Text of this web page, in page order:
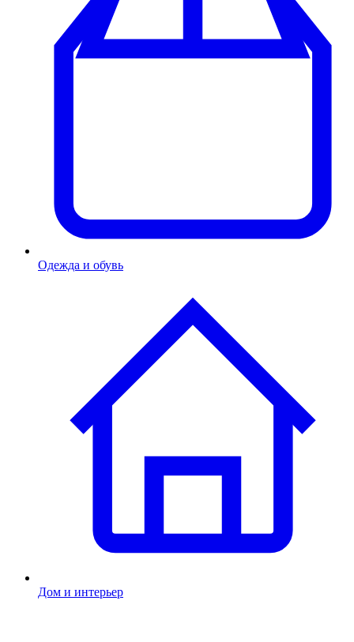
Одежда и обувь
Дом и интерьер